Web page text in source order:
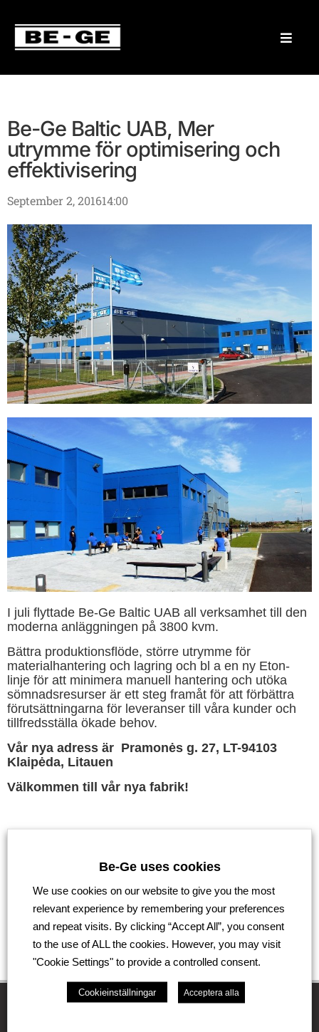
Be-Ge Baltic UAB, Mer
utrymme för optimisering och
effektivisering
September 2, 201614:00
I juli flyttade Be-Ge Baltic UAB all verksamhet till den
moderna anläggningen på 3800 kvm.
Bättra produktionsflöde, större utrymme för
materialhantering och lagring och bl a en ny Eton-
linje för att minimera manuell hantering och utöka
sömnadsresurser är ett steg framåt för att förbättra
förutsättningarna för leveranser till våra kunder och
tillfredsställa ökade behov.
Vår nya adress är Pramonės g. 27, LT-94103
Klaipėda, Litauen
Välkommen till vår nya fabrik!
Go back
Be-Ge uses cookies
We use cookies on our website to give you the most
relevant experience by remembering your preferences
and repeat visits. By clicking “Accept All”, you consent
to the use of ALL the cookies. However, you may visit
"Cookie Settings" to provide a controlled consent.
Cookieinställningar Acceptera alla